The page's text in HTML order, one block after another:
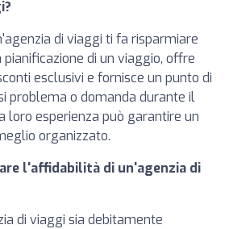
di viaggi ti fa risparmiare
di un viaggio, offre
esclusivi e fornisce un punto di
problema o domanda durante il
loro esperienza può garantire un
organizzato.
l'affidabilità di un'agenzia di
di viaggi sia debitamente